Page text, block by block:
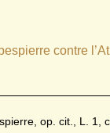
contre
op. cit., L. 1,